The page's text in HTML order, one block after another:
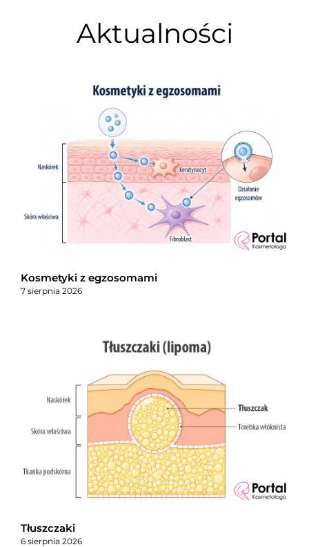
Aktualności
Kosmetyki z egzosomami
7 sierpnia 2026
Tłuszczaki
6 sierpnia 2026